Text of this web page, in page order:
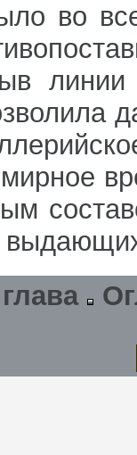
во
линии